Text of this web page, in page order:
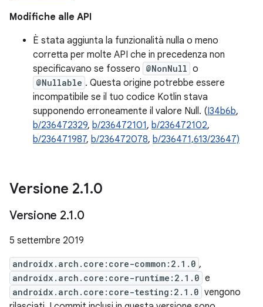
Modifiche alle API
È stata aggiunta la funzionalità nulla o meno
corretta per molte API che in precedenza non
specificavano se fossero @NonNull o
@Nullable . Questa origine potrebbe essere
incompatibile se il tuo codice Kotlin stava
supponendo erroneamente il valore Null. (I34b6b,
b/236472329, b/236472101, b/236472102,
b/236471987, b/236472078, b/236471,613/23647)
Versione 2.1.0
Versione 2.1.0
5 settembre 2019
androidx.arch.core:core-common:2.1.0 ,
androidx.arch.core:core-runtime:2.1.0 e
androidx.arch.core:core-testing:2.1.0 vengono